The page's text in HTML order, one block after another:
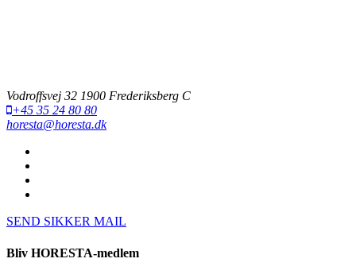
Vodroffsvej 32 1900 Frederiksberg C
+45 35 24 80 80
horesta@horesta.dk
SEND SIKKER MAIL
Bliv HORESTA-medlem